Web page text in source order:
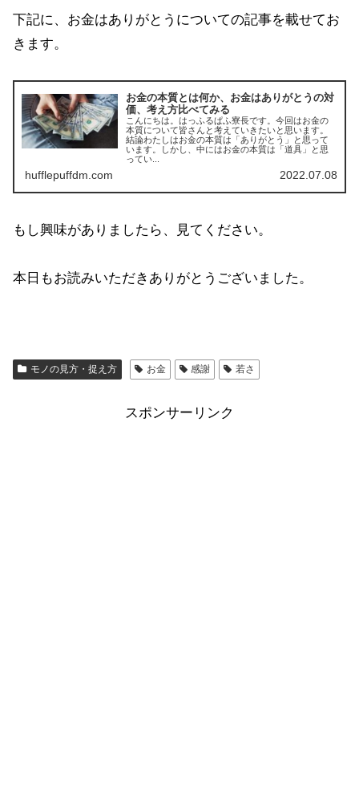
下記に、お金はありがとうについての記事を載せてお
きます。
お金の本質とは何か、お金はありがとうの対
価、考え方比べてみる
こんにちは。はっふるぱふ寮長です。今回はお金の
本質について皆さんと考えていきたいと思います。
結論わたしはお金の本質は「ありがとう」と思って
います。しかし、中にはお金の本質は「道具」と思
ってい...
hufflepuffdm.com 2022.07.08
もし興味がありましたら、見てください。
本日もお読みいただきありがとうございました。
モノの見方・捉え方 お金 感謝 若さ
スポンサーリンク